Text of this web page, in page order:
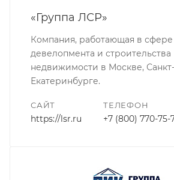
«Группа ЛСР»
Компания, работающая в сфере
девелопмента и строительства
недвижимости в Москве,
Екатеринбурге.
САЙТ
https://lsr.ru
ТЕЛЕФОН
+7 (800) 770-75-